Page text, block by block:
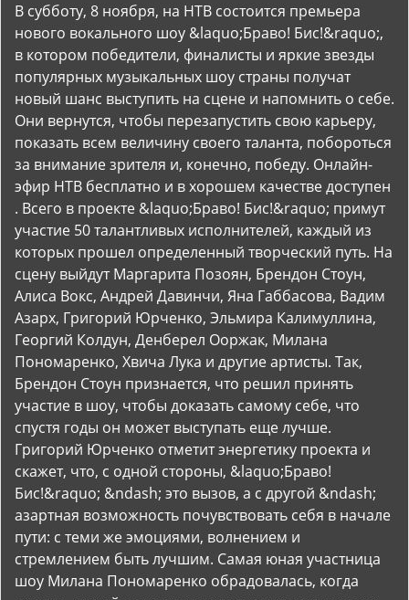
В субботу, 8 ноября, на НТВ состоится премьера
нового вокального шоу &laquo;Браво! Бис!&raquo;,
в котором победители, финалисты и яркие звезды
популярных музыкальных шоу страны получат
новый шанс выступить на сцене и напомнить о себе.
Они вернутся, чтобы перезапустить свою карьеру,
показать всем величину своего таланта, побороться
за внимание зрителя и, конечно, победу. Онлайн-
эфир НТВ бесплатно и в хорошем качестве доступен
. Всего в проекте &laquo;Браво! Бис!&raquo; примут
участие 50 талантливых исполнителей, каждый из
которых прошел определенный творческий путь. На
сцену выйдут Маргарита Позоян, Брендон Стоун,
Алиса Вокс, Андрей Давинчи, Яна Габбасова, Вадим
Азарх, Григорий Юрченко, Эльмира Калимуллина,
Георгий Колдун, Денберел Ооржак, Милана
Пономаренко, Хвича Лука и другие артисты. Так,
Брендон Стоун признается, что решил принять
участие в шоу, чтобы доказать самому себе, что
спустя годы он может выступать еще лучше.
Григорий Юрченко отметит энергетику проекта и
скажет, что, с одной стороны, &laquo;Браво!
Бис!&raquo; &ndash; это вызов, а с другой &ndash;
азартная возможность почувствовать себя в начале
пути: с теми же эмоциями, волнением и
стремлением быть лучшим. Самая юная участница
шоу Милана Пономаренко обрадовалась, когда